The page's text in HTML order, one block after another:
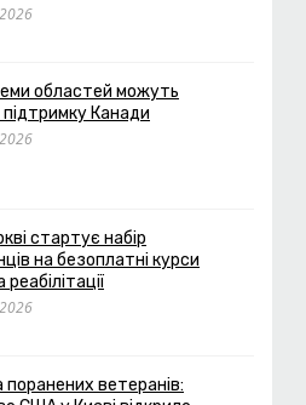
областей можуть
Канади
стартує набір
на безоплатні курси
поранених ветеранів: